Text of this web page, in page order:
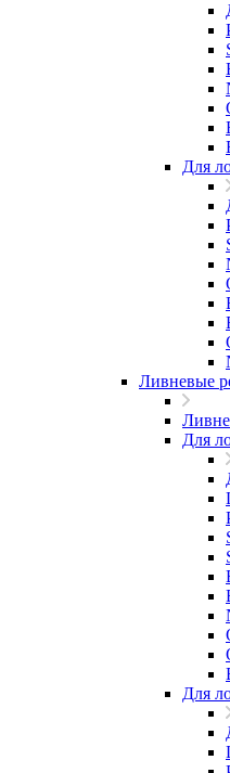
Для
Ливневые
Для
Для